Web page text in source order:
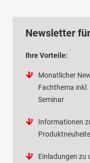
Newsletter
Ihre Vorteile:
Monatlicher
Fachthema
Seminar
Informationen
Einladungen zu